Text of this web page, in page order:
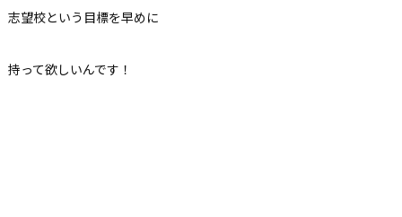
志望校という目標を早めに
持って欲しいんです！